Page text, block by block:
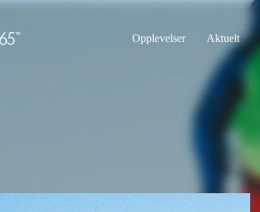
Opplevelser Aktuelt